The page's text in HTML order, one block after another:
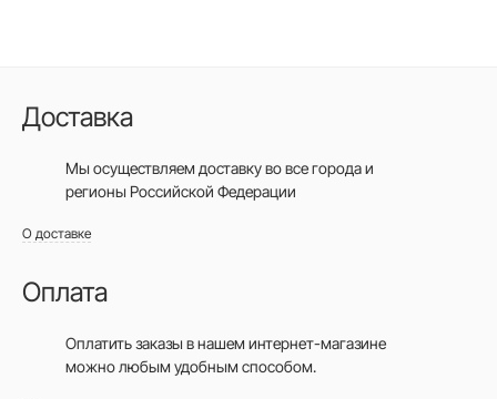
Доставка
Мы осуществляем доставку во все городаи
регионы Российской Федерации
О доставке
Оплата
Оплатить заказы в нашем интернет-магазине
можно любым удобным способом.